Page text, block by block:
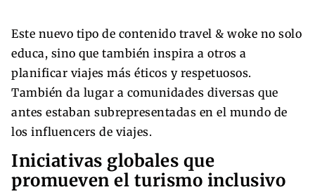
Este nuevo tipo de contenido travel & woke no solo
educa, sino que también inspira a otros a
planificar viajes más éticos y respetuosos.
También da lugar a comunidades diversas que
antes estaban subrepresentadas en el mundo de
los influencers de viajes.
Iniciativas globales que
promueven el turismo inclusivo